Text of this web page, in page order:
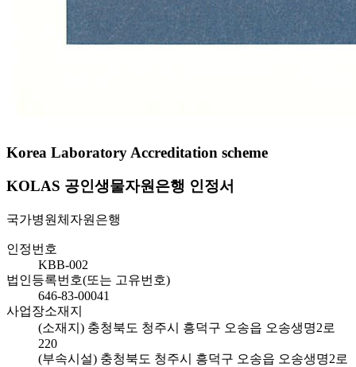
Korea Laboratory Accreditation scheme
KOLAS 공인생물자원은행 인정서
국가병원체자원은행
인정번호
KBB-002
법인등록번호(또는 고유번호)
646-83-00041
사업장소재지
(소재지) 충청북도 청주시 흥덕구 오송읍 오송생명2로
220
(부속시설) 충청북도 청주시 흥덕구 오송읍 오송생명2로